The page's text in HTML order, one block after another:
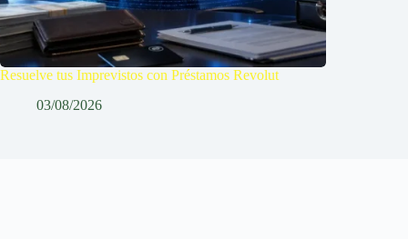
Resuelve tus Imprevistos con Préstamos Revolut
03/08/2026